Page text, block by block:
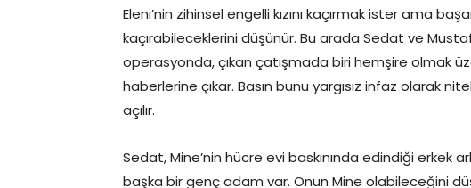
Eleni’nin zihinsel engelli kızını kaçırmak ister ama
kaçırabileceklerini düşünür. Bu arada Sedat ve
operasyonda, çıkan çatışmada biri hemşire olmak
haberlerine çıkar. Basın bunu yargısız infaz olarak
açılır.
Sedat, Mine’nin hücre evi baskınında edindiği erkek
başka bir genç adam var. Onun Mine olabileceğini